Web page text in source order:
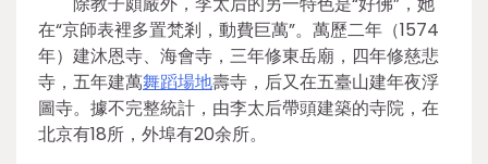
在“京師表裡多置梵剎，動費巨萬”。萬歷二年（1574
年）建沐恩寺、海會寺，三年修東岳廟，四年修慈悲
寺，五年建萬舞蹈場地壽寺，后又在五臺山建年夜浮
圖寺。據不完整統計，由李太后帶頭建築的寺院，在
北京有18所，外埠有20余所。